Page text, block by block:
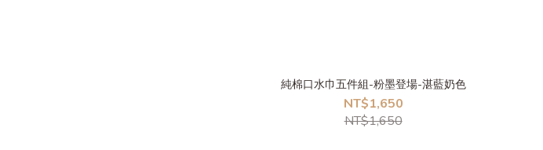
純棉口水巾五件組-粉墨登場-湛藍奶色
NT$1,650
NT$1,650